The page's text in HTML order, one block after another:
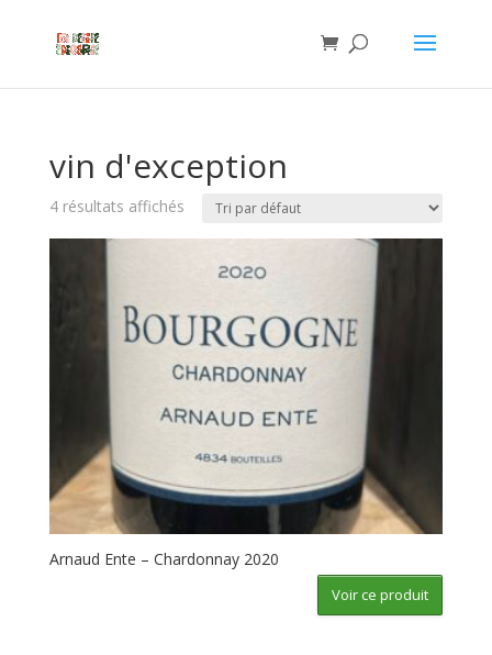
vin d'exception
4 résultats affichés
Arnaud Ente – Chardonnay 2020
Voir ce produit